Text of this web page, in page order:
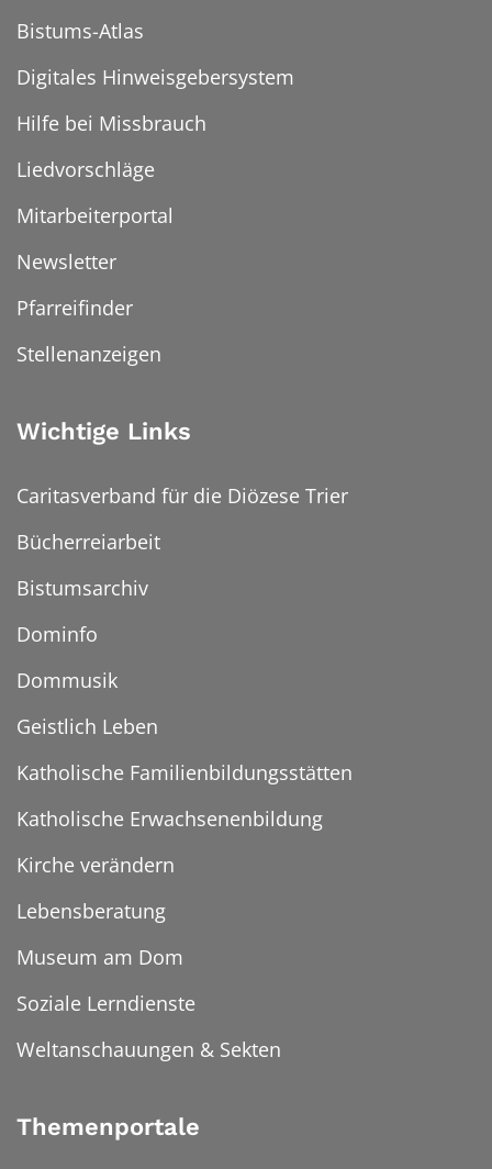
Bistums-Atlas
Digitales Hinweisgebersystem
Hilfe bei Missbrauch
Liedvorschläge
Mitarbeiterportal
Newsletter
Pfarreifinder
Stellenanzeigen
Wichtige Links
Caritasverband für die Diözese Trier
Bücherreiarbeit
Bistumsarchiv
Dominfo
Dommusik
Geistlich Leben
Katholische Familienbildungsstätten
Katholische Erwachsenenbildung
Kirche verändern
Lebensberatung
Museum am Dom
Soziale Lerndienste
Weltanschauungen & Sekten
Themenportale